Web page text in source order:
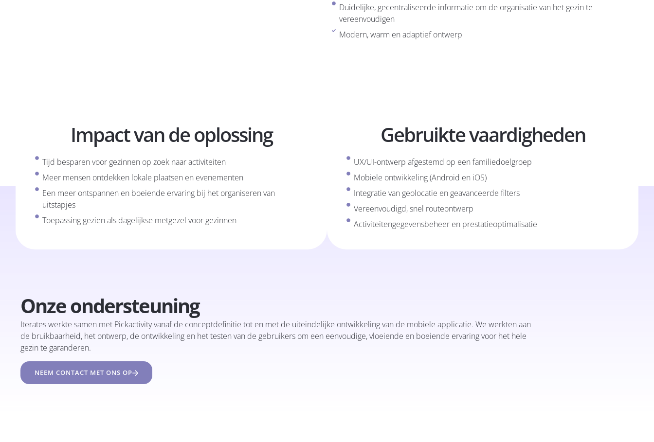
Duidelijke, gecentraliseerde informatie om de organisatie van het gezin te
vereenvoudigen
Modern, warm en adaptief ontwerp
Impact van de oplossing
Tijd besparen voor gezinnen op zoek naar activiteiten
Meer mensen ontdekken lokale plaatsen en evenementen
Een meer ontspannen en boeiende ervaring bij het organiseren van
uitstapjes
Toepassing gezien als dagelijkse metgezel voor gezinnen
Gebruikte vaardigheden
UX/UI-ontwerp afgestemd op een familiedoelgroep
Mobiele ontwikkeling (Android en iOS)
Integratie van geolocatie en geavanceerde filters
Vereenvoudigd, snel routeontwerp
Activiteitengegevensbeheer en prestatieoptimalisatie
Onze ondersteuning
Iterates werkte samen met Pickactivity vanaf de conceptdefinitie tot en met de uiteindelijke ontwikkeling van de mobiele applicatie. We werkten aan
de bruikbaarheid, het ontwerp, de ontwikkeling en het testen van de gebruikers om een eenvoudige, vloeiende en boeiende ervaring voor het hele
gezin te garanderen.
NEEM CONTACT MET ONS OP